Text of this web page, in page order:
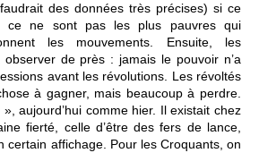
des données très précises) si ce
ce ne sont pas les plus pauvres qui
les mouvements. Ensuite, les
de près : jamais le pouvoir n’a
avant les révolutions. Les révoltés
à gagner, mais beaucoup à perdre.
aujourd’hui comme hier. Il existait chez
fierté, celle d’être des fers de lance,
certain affichage. Pour les Croquants, on